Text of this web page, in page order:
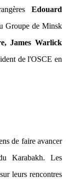
Edouard
Groupe de Minsk
James Warlick
de l'OSCE en
de faire avancer
Karabakh. Les
leurs rencontres